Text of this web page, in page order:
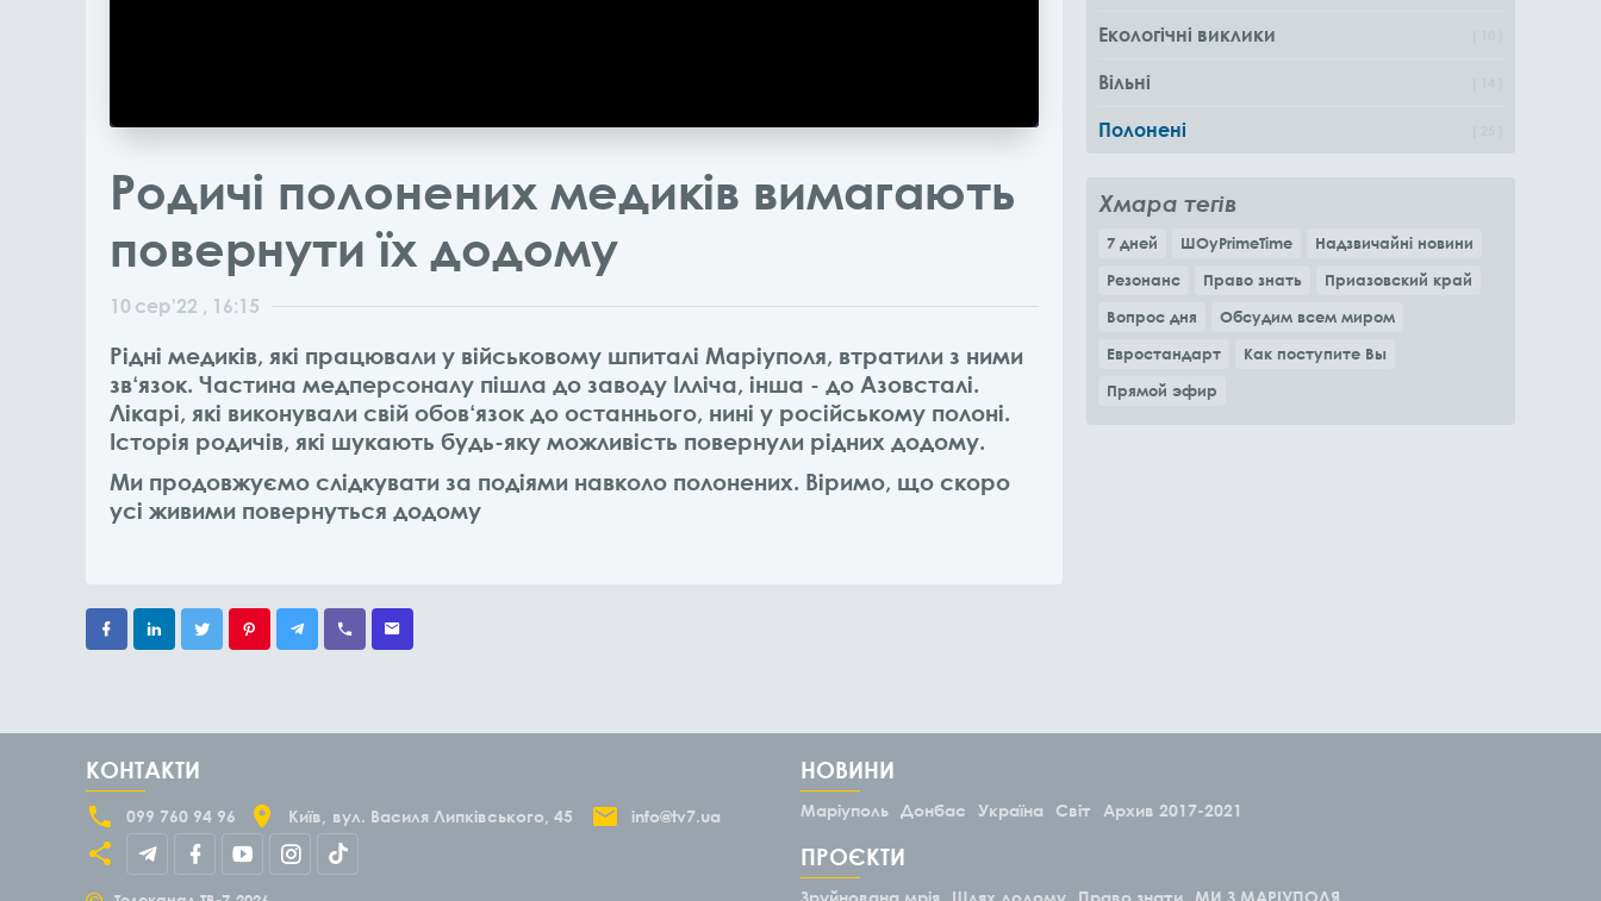
Родичі полонених медиків вимагають
повернути їх додому
10 сер'22 , 16:15
Рідні медиків, які працювали у військовому шпиталі Маріуполя, втратили з ними
зв‘язок. Частина медперсоналу пішла до заводу Ілліча, інша - до Азовсталі.
Лікарі, які виконували свій обов‘язок до останнього, нині у російському полоні.
Історія родичів, які шукають будь-яку можливість повернули рідних додому.
Ми продовжуємо слідкувати за подіями навколо полонених. Віримо, що скоро
усі живими повернуться додому
Екологічні виклики
Вільні
Полонені
Хмара тегів
7 дней ШОуPrimeTime
Надзвичайні новини
Резонанс
Право знать
Приазовский край
Вопрос дня
Обсудим всем миром
Евростандарт
Как поступите Вы
Прямой эфир
КОНТАКТИ
099 760 94 96 Київ вул. Василя Липківського, 45 info@tv7.ua
НОВИНИ
Маріуполь Донбас Україна Світ Архив 2017-2021
ПРОЄКТИ
Зруйнована мрія Шлях додому Право знати МИ З МАРІУПОЛЯ